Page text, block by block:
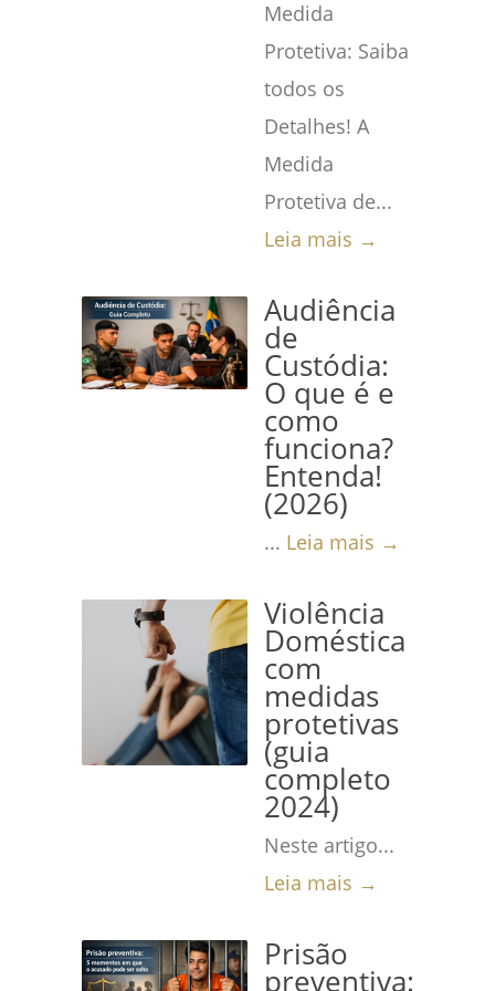
Medida
Protetiva: Saiba
todos os
Detalhes! A
Medida
Protetiva de...
Leia mais →
Audiência
de
Custódia:
O que é e
como
funciona?
Entenda!
(2026)
... Leia mais →
Violência
Doméstica
com
medidas
protetivas
(guia
completo
2024)
Neste artigo...
Leia mais →
Prisão
preventiva: